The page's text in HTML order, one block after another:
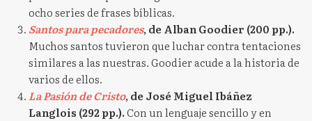
ocho series de frases bíblicas.
Santos para pecadores, de Alban Goodier (200 pp.).
Muchos santos tuvieron que luchar contra tentaciones
similares a las nuestras. Goodier acude a la historia de
varios de ellos.
La Pasión de Cristo, de José Miguel Ibáñez
Langlois (292 pp.).Con un lenguaje sencillo y en